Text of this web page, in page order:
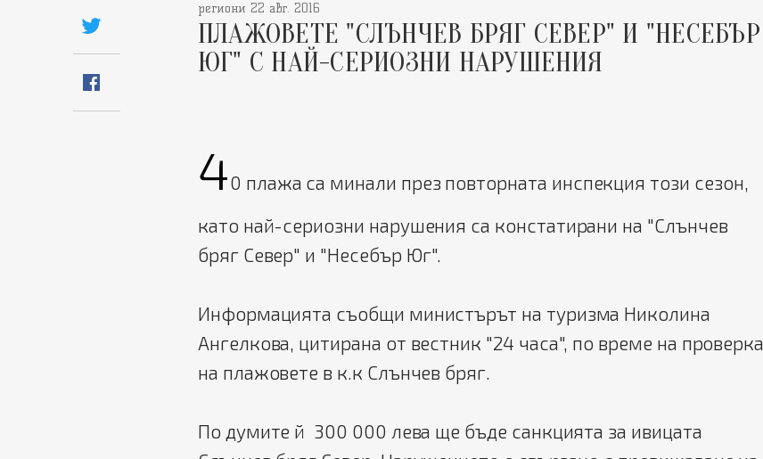
региони 22 авг. 2016
ПЛАЖОВЕТЕ "СЛЪНЧЕВ БРЯГ СЕВЕР" И "НЕСЕБЪР
ЮГ" С НАЙ-СЕРИОЗНИ НАРУШЕНИЯ
40 плажа са минали през повторната инспекция този сезон,
като най-сериозни нарушения са констатирани на "Слънчев
бряг Север" и "Несебър Юг".
Информацията съобщи министърът на туризма Николина
Ангелкова, цитирана от вестник "24 часа", по време на проверка
на плажовете в к.к Слънчев бряг.
По думите й 300 000 лева ще бъде санкцията за ивицата